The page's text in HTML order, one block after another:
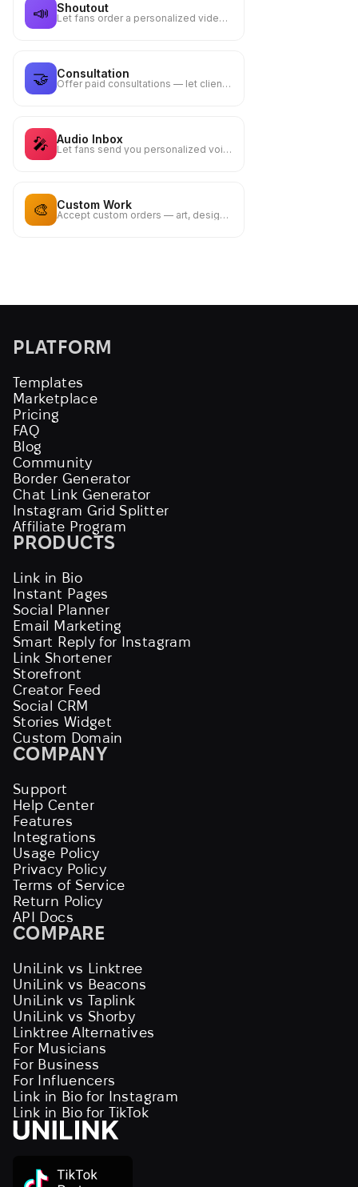
📣 Shoutout
Let fans order a personalized video message from you for a fee
🤝 Consultation
Offer paid consultations — let clients describe their needs
🎤 Audio Inbox
Let fans send you personalized voice messages
🎨 Custom Work
Accept custom orders — art, design, writing, music or any service
PLATFORM
Templates
Marketplace
Pricing
FAQ
Blog
Community
Border Generator
Chat Link Generator
Instagram Grid Splitter
Affiliate Program
PRODUCTS
Link in Bio
Instant Pages
Social Planner
Email Marketing
Smart Reply for Instagram
Link Shortener
Storefront
Creator Feed
Social CRM
Stories Widget
Custom Domain
COMPANY
Support
Help Center
Features
Integrations
Usage Policy
Privacy Policy
Terms of Service
Return Policy
API Docs
COMPARE
UniLink vs Linktree
UniLink vs Beacons
UniLink vs Taplink
UniLink vs Shorby
Linktree Alternatives
For Musicians
For Business
For Influencers
Link in Bio for Instagram
Link in Bio for TikTok